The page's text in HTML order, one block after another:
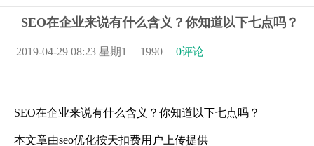
SEO在企业来说有什么含义？你知道以下七点吗？
2019-04-29 08:23 星期1 1990 0评论
SEO在企业来说有什么含义？你知道以下七点吗？
本文章由seo优化按天扣费用户上传提供